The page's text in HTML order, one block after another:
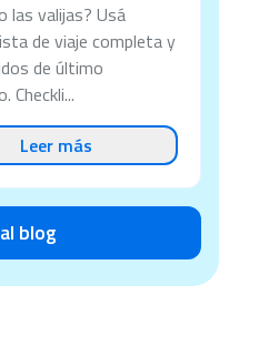
las valijas? Usá
de viaje completa y
de último
Checkli...
Leer más
blog